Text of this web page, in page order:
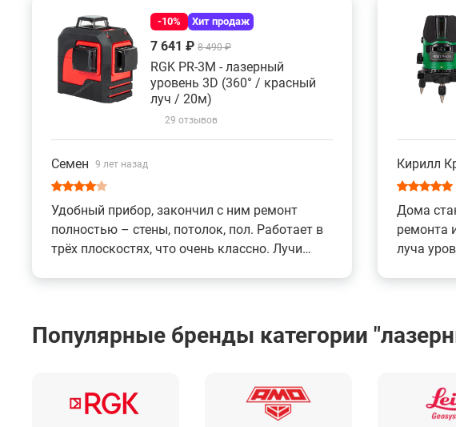
-10% Хит продаж
7 641 ₽ 8 490 ₽
RGK PR-3M - лазерный
уровень 3D (360° / красный
луч / 20м)
29 отзывов
Семен 9 лет назад
Удобный прибор, закончил с ним ремонт
полностью – стены, потолок, пол. Работает в
трёх плоскостях, что очень классно. Лучи
найти. На даче, правда, не вышло поработать
– прибор на улице слабее, а с приёмником не
Кирилл
Дома
ремонта
луча
Популярные бренды категории